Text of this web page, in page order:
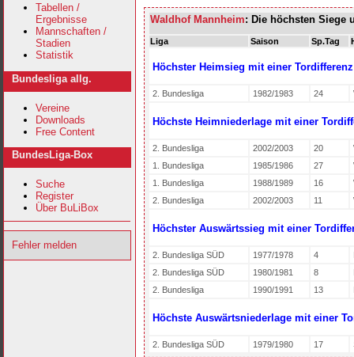
Tabellen /
Ergebnisse
Mannschaften /
Stadien
Statistik
Bundesliga allg.
Vereine
Downloads
Free Content
BundesLiga-Box
Suche
Register
Über BuLiBox
Fehler melden
Waldhof Mannheim: Die höchsten Siege
Liga Saison Sp.Tag
Höchster Heimsieg mit einer
2. Bundesliga 1982/1983 24
Höchste Heimniederlage mit einer
2. Bundesliga 2002/2003 20
1. Bundesliga
1985/1986 27
1. Bundesliga
1988/1989 16
2. Bundesliga
2002/2003 11
Höchster Auswärtssieg mit einer
2. Bundesliga SÜD 1977/1978 4
2. Bundesliga SÜD
1980/1981 8
2. Bundesliga
1990/1991 13
Höchste Auswärtsniederlage mit einer
2. Bundesliga SÜD 1979/1980 17